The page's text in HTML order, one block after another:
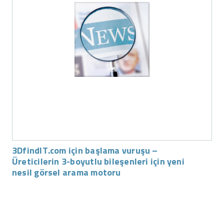
3DfindIT.com için başlama vuruşu –
Üreticilerin 3-boyutlu bileşenleri için yeni
nesil görsel arama motoru